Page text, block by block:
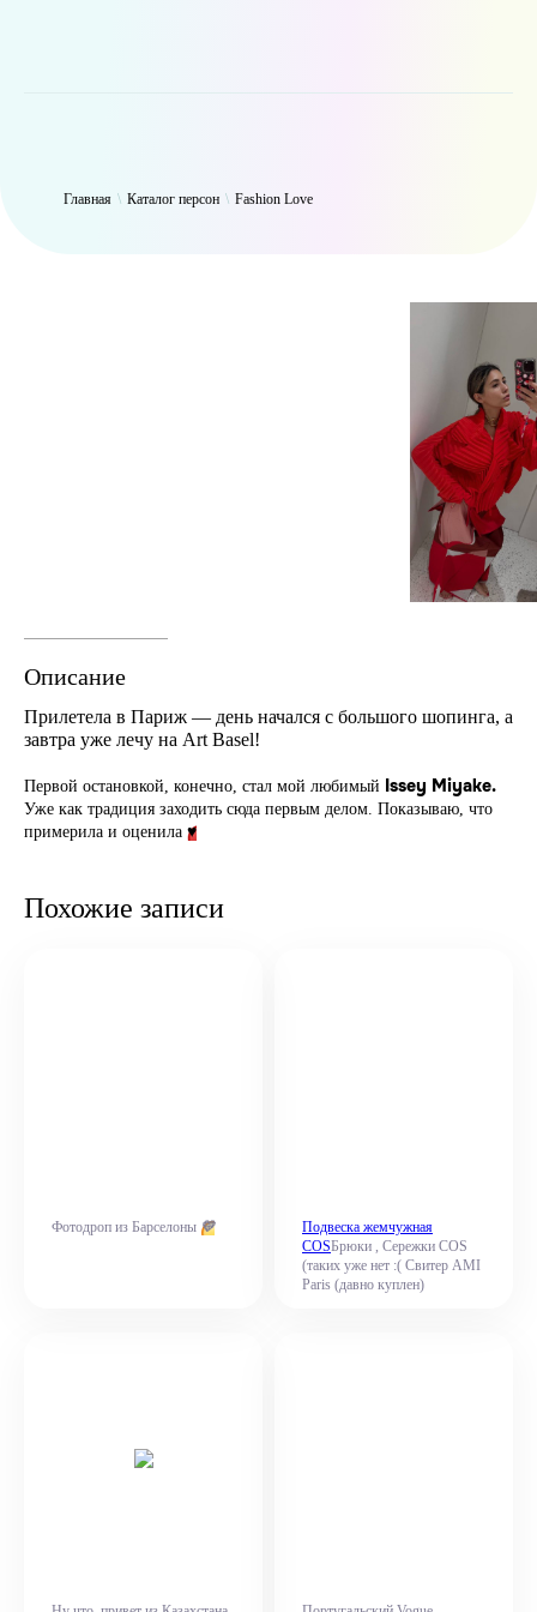
Главная \ Каталог персон \ Fashion Love
Описание
Прилетела в Париж — день начался с большого шопинга, а
завтра уже лечу на Art Basel!
Первой остановкой, конечно, стал мой любимый Issey Miyake.
Уже как традиция заходить сюда первым делом. Показываю, что
примерила и оценила ♥️
Похожие записи
Фотодроп из Барселоны 💛
Подвеска жемчужная
COSБрюки , Сережки COS
(таких уже нет :( Свитер AMI
Paris (давно куплен)